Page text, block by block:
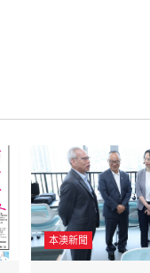
本澳新聞